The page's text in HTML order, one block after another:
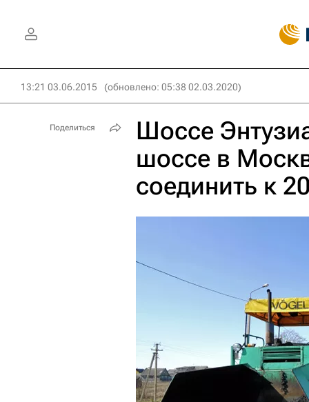
13:21 03.06.2015 (обновлено: 05:38 02.03.2020)
Шоссе
шоссе в
соединить к
Поделиться